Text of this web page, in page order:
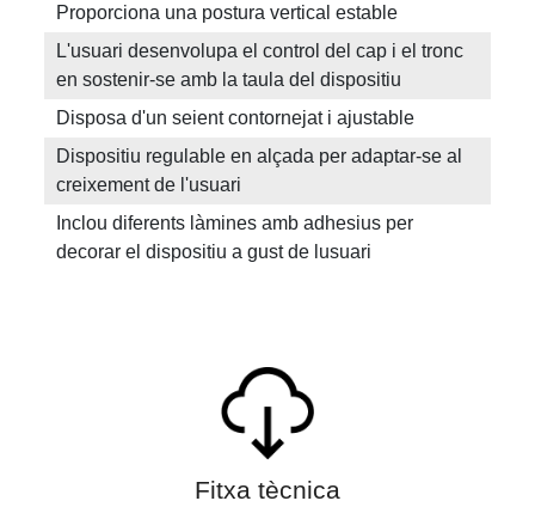
Proporciona una postura vertical estable
L'usuari desenvolupa el control del cap i el tronc
en sostenir-se amb la taula del dispositiu
Disposa d'un seient contornejat i ajustable
Dispositiu regulable en alçada per adaptar-se al
creixement de l'usuari
Inclou diferents làmines amb adhesius per
decorar el dispositiu a gust de lusuari
Fitxa tècnica